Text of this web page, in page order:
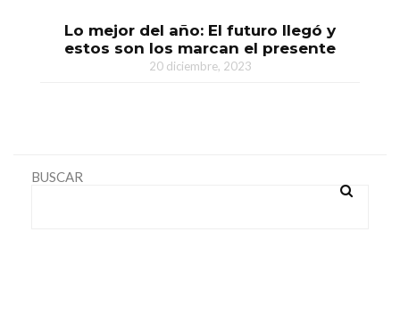
Lo mejor del año: El futuro llegó y
estos son los marcan el presente
20 diciembre, 2023
BUSCAR